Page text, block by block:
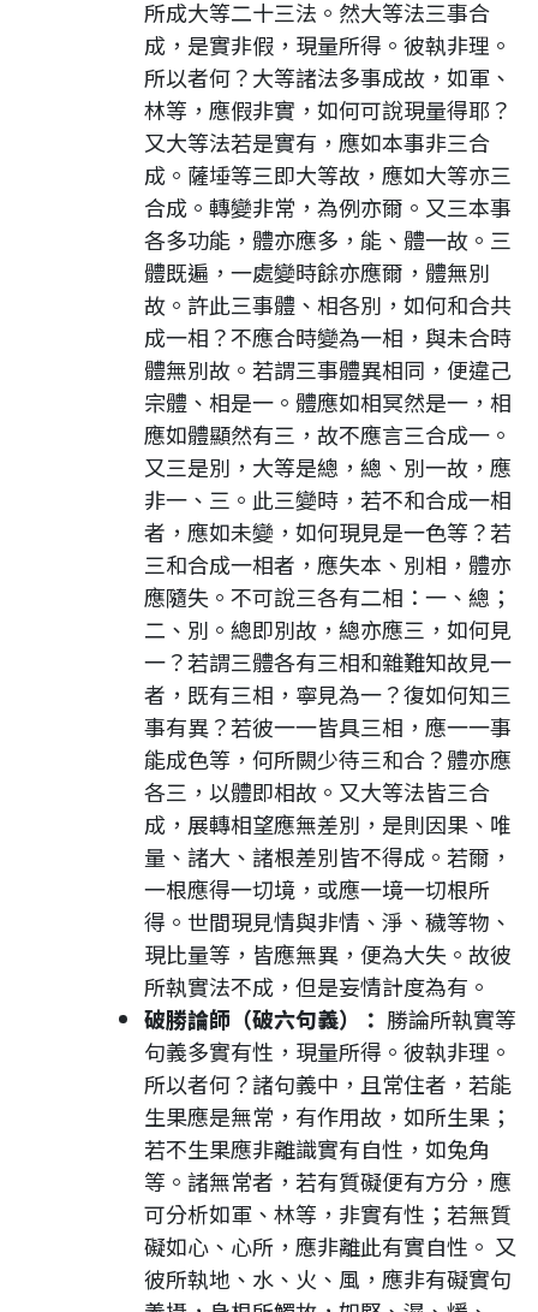
所成大等二十三法。然大等法三事合
成，是實非假，現量所得。彼執非理。
所以者何？大等諸法多事成故，如軍、
林等，應假非實，如何可說現量得耶？
又大等法若是實有，應如本事非三合
成。薩埵等三即大等故，應如大等亦三
合成。轉變非常，為例亦爾。又三本事
各多功能，體亦應多，能、體一故。三
體既遍，一處變時餘亦應爾，體無別
故。許此三事體、相各別，如何和合共
成一相？不應合時變為一相，與未合時
體無別故。若謂三事體異相同，便違己
宗體、相是一。體應如相冥然是一，相
應如體顯然有三，故不應言三合成一。
又三是別，大等是總，總、別一故，應
非一、三。此三變時，若不和合成一相
者，應如未變，如何現見是一色等？若
三和合成一相者，應失本、別相，體亦
應隨失。不可說三各有二相：一、總；
二、別。總即別故，總亦應三，如何見
一？若謂三體各有三相和雜難知故見一
者，既有三相，寧見為一？復如何知三
事有異？若彼一一皆具三相，應一一事
能成色等，何所闕少待三和合？體亦應
各三，以體即相故。又大等法皆三合
成，展轉相望應無差別，是則因果、唯
量、諸大、諸根差別皆不得成。若爾，
一根應得一切境，或應一境一切根所
得。世間現見情與非情、淨、穢等物、
現比量等，皆應無異，便為大失。故彼
所執實法不成，但是妄情計度為有。
破勝論師（破六句義）： 勝論所執實等
句義多實有性，現量所得。彼執非理。
所以者何？諸句義中，且常住者，若能
生果應是無常，有作用故，如所生果；
若不生果應非離識實有自性，如兔角
等。諸無常者，若有質礙便有方分，應
可分析如軍、林等，非實有性；若無質
礙如心、心所，應非離此有實自性。 又
彼所執地、水、火、風，應非有礙實句